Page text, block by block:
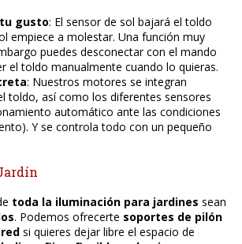
gusto: El sensor de sol bajará el toldo
empiece a molestar. Una función muy
puedes desconectar con el mando
el toldo manualmente cuando lo quieras.
: Nuestros motores se integran
toldo, así como los diferentes sensores
automático ante las condiciones
Y se controla todo con un pequeño
toda la iluminación para jardines sean
. Podemos ofrecerte soportes de pilón
si quieres dejar libre el espacio de